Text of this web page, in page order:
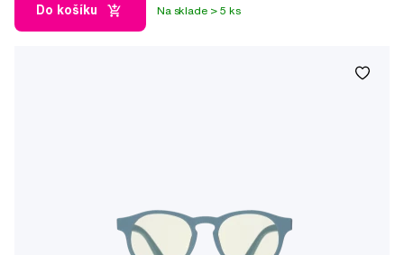
Do košíku Na sklade > 5 ks